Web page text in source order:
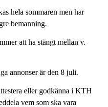
hela sommaren men har
bemanning.
att ha stängt mellan v.
annonser är den 8 juli.
eller godkänna i KTH
vem som ska vara